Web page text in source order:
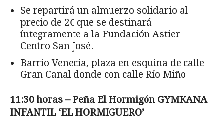
Se repartirá un almuerzo solidario al
precio de 2€ que se destinará
íntegramente a la Fundación Astier
Centro San José.
Barrio Venecia, plaza en esquina de calle
Gran Canal donde con calle Río Miño
11:30 horas – Peña El Hormigón GYMKANA
INFANTIL ‘EL HORMIGUERO’